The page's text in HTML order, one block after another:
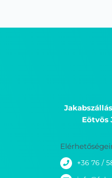
Eötvös
+36 76 /